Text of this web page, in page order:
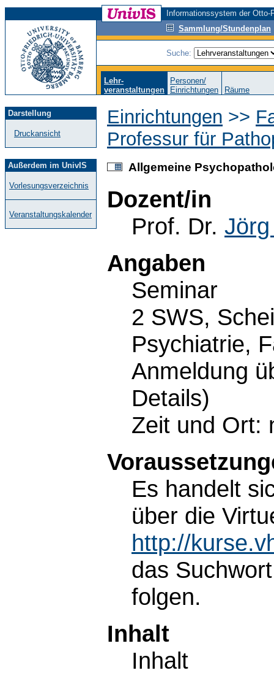
Informationssystem der
Sammlung/Stundenplan
Suche:
Lehr-
veranstaltungen
Personen/
Einrichtungen
Räume
Darstellung
Druckansicht
Außerdem im UnivIS
Vorlesungsverzeichnis
Veranstaltungskalender
Einrichtungen >>
Professur für
Allgemeine
Dozent/in
Prof. Dr.
Angaben
Seminar
2 SWS,
Psychiatrie,
Anmeldung
Details)
Zeit und Ort:
Es handelt
über die
http://
das
folgen.
Inhalt
Inhalt